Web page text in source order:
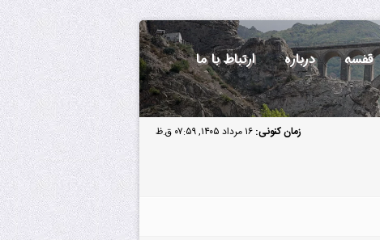
قفسه درباره ارتباط با ما
زمان کنونی: ۱۶ مرداد ۱۴۰۵, ۰۷:۵۹ ق.ظ